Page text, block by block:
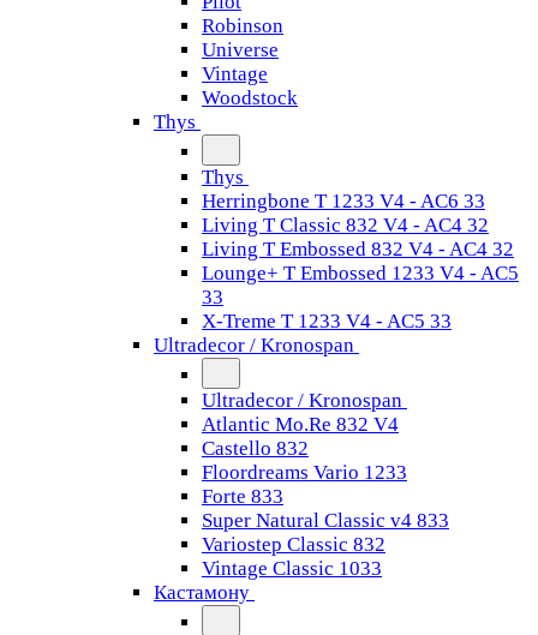
Robinson
Universe
Vintage
Woodstock
Thys
Thys
Herringbone T 1233 V4 - AC6 33
Living T Classic 832 V4 - AC4 32
Living T Embossed 832 V4 - AC4 32
Lounge+ T Embossed 1233 V4 - AC5
33
X-Treme T 1233 V4 - AC5 33
Ultradecor / Kronospan
Ultradecor / Kronospan
Atlantic Mo.Re 832 V4
Castello 832
Floordreams Vario 1233
Forte 833
Super Natural Classic v4 833
Variostep Classic 832
Vintage Classic 1033
Кастамону